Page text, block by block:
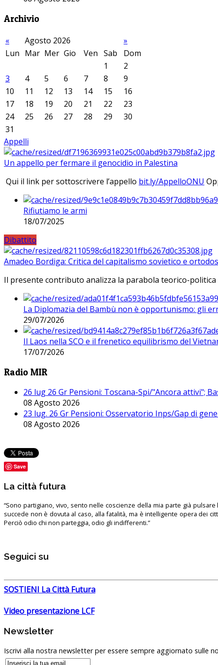
Archivio
« Agosto 2026
»
Lun Mar Mer Gio Ven Sab
Dom
1
2
3
4 5 6 7 8
9
10
11 12 13 14 15
16
17
18 19 20 21 22
23
24
25 26 27 28 29
30
31
Appelli
Un appello per fermare il genocidio in Palestina
Qui il link per sottoscrivere l’appello bit.ly/AppelloONU
Rifiutiamo le armi
18/07/2025
Dibattito
Amadeo Bordiga: Critica del capitalismo sovietico e
Il presente contributo analizza la parabola teorico-
La Diplomazia del Bambù non è opportunismo: gli
29/07/2026
Il Laos nella SCO e il frenetico equilibrismo del
17/07/2026
Radio MIR
26 lug 26 Gr Pensioni: Toscana-Spi/"Ancora attivi";
08 Agosto 2026
23 lug. 26 Gr Pensioni: Osservatorio Inps/Gap di
08 Agosto 2026
Save
La città futura
“Sono partigiano, vivo, sento nelle coscienze della mia parte già pulsare
succede non è dovuta al caso, alla fatalità, ma è intelligente opera dei
Perciò odio chi non parteggia, odio gli indifferenti.”
Seguici su
SOSTIENI La Città Futura
Video presentazione LCF
Newsletter
Iscrivi alla nostra newsletter per essere sempre aggiornato sulle